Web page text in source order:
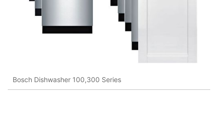
Bosch Dishwasher 100,300 Series